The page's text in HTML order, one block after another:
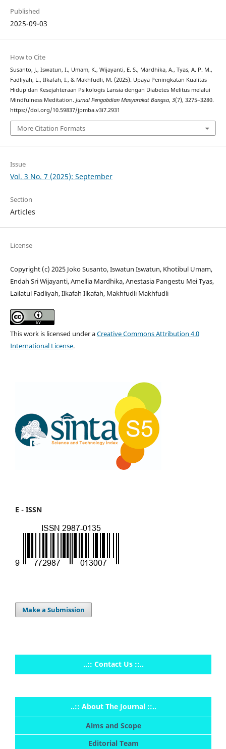
Published
2025-09-03
How to Cite
Susanto, J., Iswatun, I., Umam, K., Wijayanti, E. S., Mardhika, A., Tyas, A. P. M.,
Fadliyah, L., Ilkafah, I., & Makhfudli, M. (2025). Upaya Peningkatan Kualitas
Hidup dan Kesejahteraan Psikologis Lansia dengan Diabetes Melitus melalui
Mindfulness Meditation. Jurnal Pengabdian Masyarakat Bangsa, 3(7), 3275–3280.
https://doi.org/10.59837/jpmba.v3i7.2931
More Citation Formats
Issue
Vol. 3 No. 7 (2025): September
Section
Articles
License
Copyright (c) 2025 Joko Susanto, Iswatun Iswatun, Khotibul Umam,
Endah Sri Wijayanti, Amellia Mardhika, Anestasia Pangestu Mei Tyas,
Lailatul Fadliyah, Ilkafah Ilkafah, Makhfudli Makhfudli
This work is licensed under aCreative Commons Attribution 4.0
International License.
E - ISSN
Make a Submission
..:: Contact Us ::..
..:: About The Journal ::..
Aims and Scope
Editorial Team